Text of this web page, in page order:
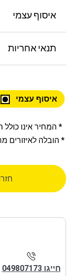
איסוף עצמי
תנאי אחריות
איסוף עצמי
* המחיר אינו כולל
* הובלה לאיזורים
חייגו 049807173